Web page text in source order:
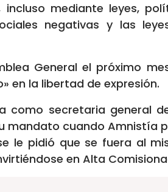
mediante leyes,
negativas y las
General el próximo
en la libertad de expresión.
secretaria general
cuando Amnistía
pidió que se fuera al
en Alta